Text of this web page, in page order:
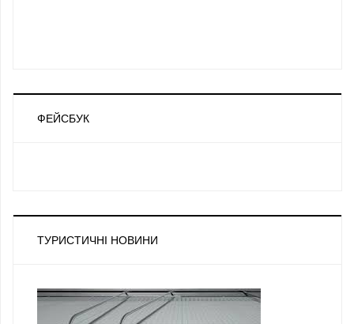
ФЕЙСБУК
ТУРИСТИЧНІ НОВИНИ